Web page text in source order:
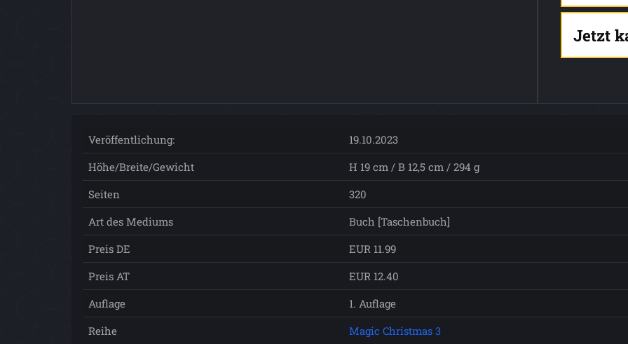
Jetzt
Veröffentlichung:
19.10.2023
Höhe/Breite/Gewicht
H 19 cm / B 12,5 cm / 294 g
Seiten
320
Art des Mediums
Buch [Taschenbuch]
Preis DE
EUR 11.99
Preis AT
EUR 12.40
Auflage
1. Auflage
Reihe
Magic Christmas 3